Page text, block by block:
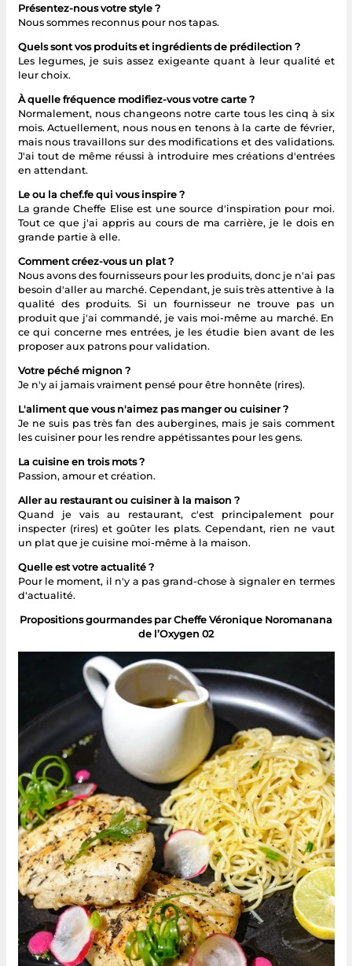
Présentez-nous votre style ?
Nous sommes reconnus pour nos tapas.
Quels sont vos produits et ingrédients de prédilection ?
Les legumes, je suis assez exigeante quant à leur qualité et
leur choix.
À quelle fréquence modifiez-vous votre carte ?
Normalement, nous changeons notre carte tous les cinq à six
mois. Actuellement, nous nous en tenons à la carte de février,
mais nous travaillons sur des modifications et des validations.
J'ai tout de même réussi à introduire mes créations d'entrées
en attendant.
Le ou la chef.fe qui vous inspire ?
La grande Cheffe Elise est une source d'inspiration pour moi.
Tout ce que j'ai appris au cours de ma carrière, je le dois en
grande partie à elle.
Comment créez-vous un plat ?
Nous avons des fournisseurs pour les produits, donc je n'ai pas
besoin d'aller au marché. Cependant, je suis très attentive à la
qualité des produits. Si un fournisseur ne trouve pas un
produit que j'ai commandé, je vais moi-même au marché. En
ce qui concerne mes entrées, je les étudie bien avant de les
proposer aux patrons pour validation.
Votre péché mignon ?
Je n'y ai jamais vraiment pensé pour être honnête (rires).
L'aliment que vous n'aimez pas manger ou cuisiner ?
Je ne suis pas très fan des aubergines, mais je sais comment
les cuisiner pour les rendre appétissantes pour les gens.
La cuisine en trois mots ?
Passion, amour et création.
Aller au restaurant ou cuisiner à la maison ?
Quand je vais au restaurant, c'est principalement pour
inspecter (rires) et goûter les plats. Cependant, rien ne vaut
un plat que je cuisine moi-même à la maison.
Quelle est votre actualité ?
Pour le moment, il n'y a pas grand-chose à signaler en termes
d'actualité.
Propositions gourmandes par Cheffe Véronique Noromanana
de l’Oxygen 02